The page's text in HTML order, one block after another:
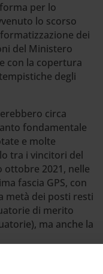
per lo
lo scorso
dei
del Ministero
con la copertura
degli
circa
fondamentale
e molte
tra i vincitori del
2021, nelle
fascia GPS, con
metà dei posti resti
di merito
ma anche la